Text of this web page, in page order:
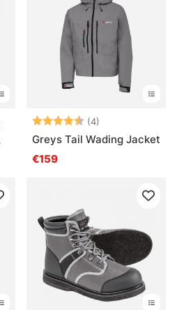
Bewertung:(4)
Greys Tail Wading Jacket
€159